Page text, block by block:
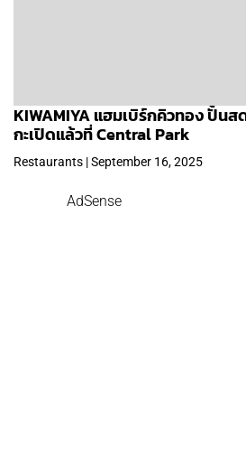
KIWAMIYA แฮมเบิร์กคิวทอง ปั้น
กะเปิดแล้วที่ Central Park
Restaurants | September 16, 2025
AdSense